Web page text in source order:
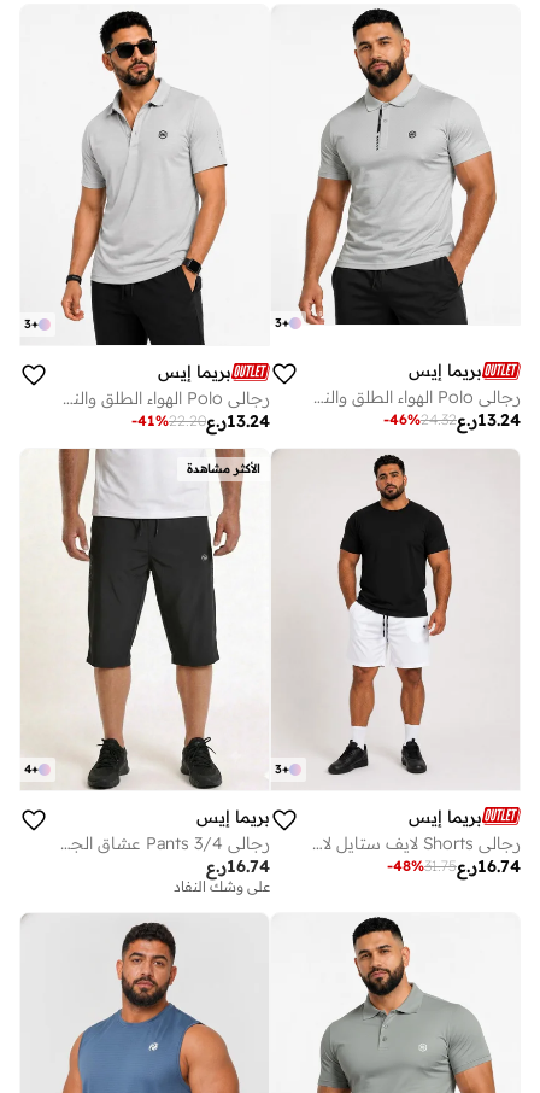
+
3
بريما إيس
رجالي Polo الهواء الطلق والنشاط لاكشري Light Grey
ر.ع13.24
24.32
-46%
+
3
بريما إيس
رجالي Polo الهواء الطلق والنشاط لاكشري Light Grey
ر.ع13.24
22.20
-41%
+
3
بريما إيس
رجالي Shorts لايف ستايل لاكشري White
ر.ع16.74
31.75
-48%
الأكثر مشاهدة
+
4
بريما إيس
رجالي 3/4 Pants عشاق الجيم بريميوم Black
ر.ع16.74
على وشك النفاد